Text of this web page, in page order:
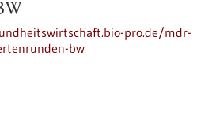
pro.de/mdr-
bw